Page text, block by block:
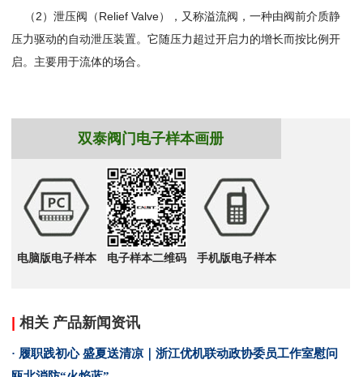
（2）泄压阀（Relief Valve），又称溢流阀，一种由阀前介质静
压力驱动的自动泄压装置。它随压力超过开启力的增长而按比例开
启。主要用于流体的场合。
双泰阀门电子样本画册
电脑版电子样本 电子样本二维码 手机版电子样本
相关 产品新闻资讯
· 履职践初心 盛夏送清凉｜浙江优机联动政协委员工作室慰问